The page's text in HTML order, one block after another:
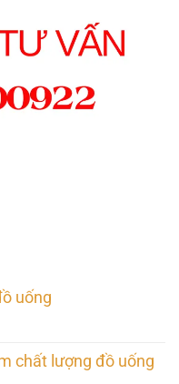
uống
chất lượng đồ uống